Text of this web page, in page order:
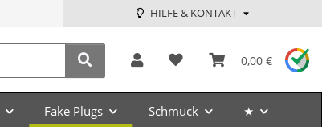
HILFE & KONTAKT
0,00 €
Fake Plugs Schmuck ★